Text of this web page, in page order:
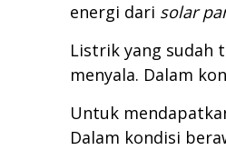
energi dari solar
Listrik yang sudah
menyala. Dalam
Untuk
Dalam kondisi